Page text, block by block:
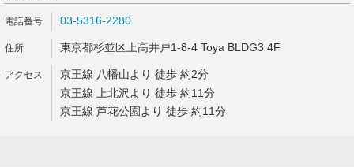
03-5316-2280
東京都杉並区上高井戸1-8-4 Toya BLDG3 4F
京王線 八幡山より 徒歩 約2分
京王線 上北沢より 徒歩 約11分
京王線 芦花公園より 徒歩 約11分